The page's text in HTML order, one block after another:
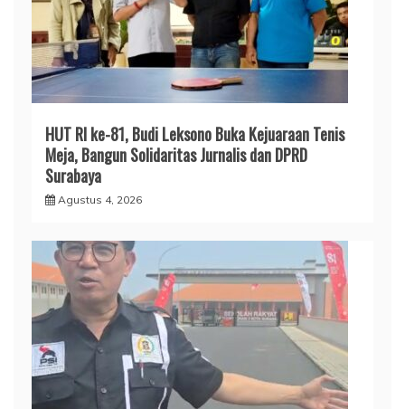
HUT RI ke-81, Budi Leksono Buka Kejuaraan Tenis
Meja, Bangun Solidaritas Jurnalis dan DPRD
Surabaya
Agustus 4, 2026